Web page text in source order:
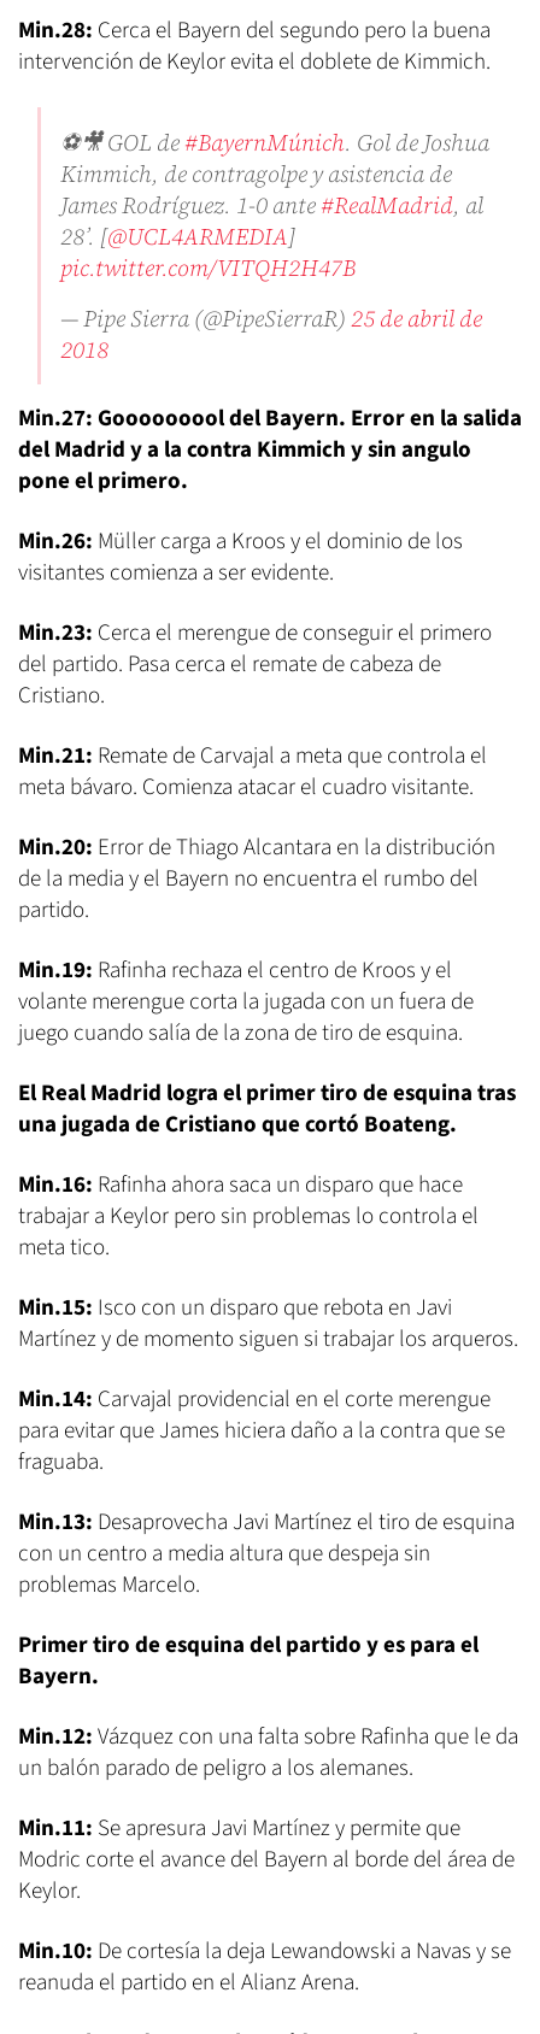
Min.28: Cerca el Bayern del segundo pero la buena
intervención de Keylor evita el doblete de Kimmich.
⚽️🎥 GOL de#BayernMúnich. Gol de Joshua
Kimmich, de contragolpe y asistencia de
James Rodríguez. 1-0 ante#RealMadrid, al
28’. [@UCL4ARMEDIA]
pic.twitter.com/VITQH2H47B
— Pipe Sierra (@PipeSierraR)25 de abril de
2018
Min.27: Gooooooool del Bayern. Error en la salida
del Madrid y a la contra Kimmich y sin angulo
pone el primero.
Min.26: Müller carga a Kroos y el dominio de los
visitantes comienza a ser evidente.
Min.23: Cerca el merengue de conseguir el primero
del partido. Pasa cerca el remate de cabeza de
Cristiano.
Min.21: Remate de Carvajal a meta que controla el
meta bávaro. Comienza atacar el cuadro visitante.
Min.20: Error de Thiago Alcantara en la distribución
de la media y el Bayern no encuentra el rumbo del
partido.
Min.19: Rafinha rechaza el centro de Kroos y el
volante merengue corta la jugada con un fuera de
juego cuando salía de la zona de tiro de esquina.
El Real Madrid logra el primer tiro de esquina tras
una jugada de Cristiano que cortó Boateng.
Min.16: Rafinha ahora saca un disparo que hace
trabajar a Keylor pero sin problemas lo controla el
meta tico.
Min.15: Isco con un disparo que rebota en Javi
Martínez y de momento siguen si trabajar los arqueros.
Min.14: Carvajal providencial en el corte merengue
para evitar que James hiciera daño a la contra que se
fraguaba.
Min.13: Desaprovecha Javi Martínez el tiro de esquina
con un centro a media altura que despeja sin
problemas Marcelo.
Primer tiro de esquina del partido y es para el
Bayern.
Min.12:Vázquez con una falta sobre Rafinha que le da
un balón parado de peligro a los alemanes.
Min.11: Se apresura Javi Martínez y permite que
Modric corte el avance del Bayern al borde del área de
Keylor.
Min.10: De cortesía la deja Lewandowski a Navas y se
reanuda el partido en el Alianz Arena.